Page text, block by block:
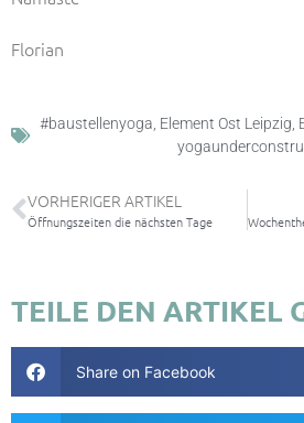
Florian
#baustellenyoga Element Ost Leipzig
VORHERIGER ARTIKEL
Öffnungszeiten die nächsten Tage
TEILE DEN ARTIKEL
Share on Facebook